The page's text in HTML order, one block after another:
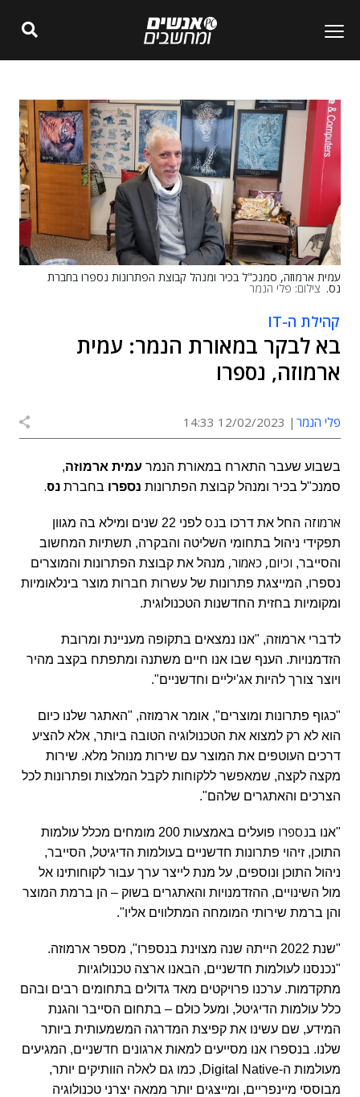
עמית ארמוזה, סמנכ"ל בכיר ומנהל קבוצת הפתרונות נספרו בחברת
נס. צילום: פלי הנמר
קהילת ה-IT
בא לבקר במאורת הנמר: עמית
ארמוזה, נספרו
פלי הנמר 12/02/2023 14:33
בשבוע שעבר התארח במאורת הנמר עמית ארמוזה,
סמנכ"ל בכיר ומנהל קבוצת הפתרונות נספרו בחברת נס.
ארמוזה החל את דרכו בנס
לפני 22 שנים ומילא בה מגוון
תפקידי ניהול בתחומי השליטה והבקרה, תשתיות המחשוב
והסייבר, וכיום, כאמור, מנהל את קבוצת הפתרונות והמוצרים
נספרו, המייצגת פתרונות של עשרות חברות מוצר בינלאומיות
ומקומיות בחזית החדשנות הטכנולוגית.
לדברי ארמוזה, "אנו נמצאים בתקופה מעניינת ומרובת
הזדמנויות. הענף שבו אנו חיים משתנה ומתפתח בקצב מהיר
ויוצר צורך להיות אג'יליים וחדשניים".
"כגוף פתרונות ומוצרים", אומר ארמוזה, "האתגר שלנו כיום
הוא לא רק למצוא את הטכנולוגיה הטובה ביותר, אלא להציע
דרכים העוטפים את המוצר עם שירות מנוהל מלא. שירות
מקצה לקצה, שמאפשר ללקוחות לקבל המלצות ופתרונות לכל
הצרכים והאתגרים שלהם".
"אנו בנספרו
פועלים באמצעות 200 מומחים מכלל עולמות
התוכן, זיהוי פתרונות חדשניים בעולמות הדיגיטל, הסייבר,
ניהול התוכן ונוספים, על מנת לייצר ערך עבור לקוחותינו אל
מול השינויים, ההזדמנויות והאתגרים בשוק – הן ברמת המוצר
והן ברמת שירותי המומחה המתלווים אליו".
"שנת 2022 הייתה שנה מצוינת בנספרו", מספר ארמוזה.
"נכנסנו לעולמות חדשניים, הבאנו ארצה טכנולוגיות
מתקדמות. ערכנו פרויקטים מאד גדולים בתחומים רבים ובהם
כלל עולמות הדיגיטל, ומעל כולם – בתחום הסייבר והגנת
המידע, שם עשינו את קפיצת המדרגה המשמעותית ביותר
שלנו. בנספרו אנו מסייעים למאות ארגונים חדשניים, המגיעים
מעולמות ה-Digital Native, כמו גם לאלה הוותיקים יותר,
מבוססי מיינפריים, ומייצגים יותר ממאה יצרני טכנולוגיה